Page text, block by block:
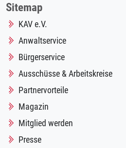
Sitemap
KAV e.V.
Anwaltservice
Bürgerservice
Ausschüsse & Arbeitskreise
Partnervorteile
Magazin
Mitglied werden
Presse